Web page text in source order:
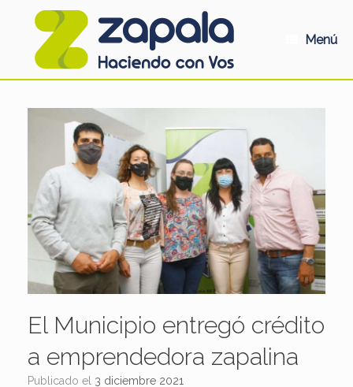
Menú
El Municipio entregó crédito
a emprendedora zapalina
Publicado el 3 diciembre 2021